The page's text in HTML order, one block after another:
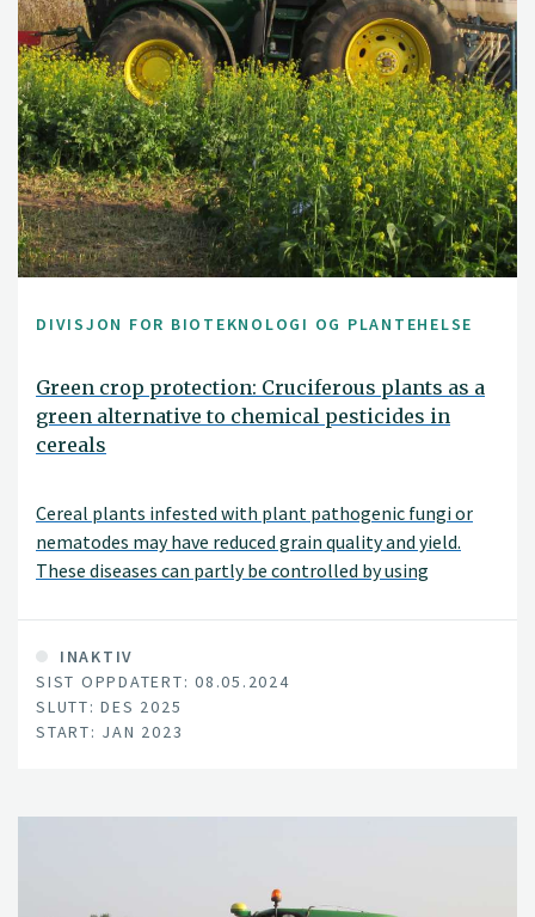
DIVISJON FOR BIOTEKNOLOGI OG PLANTEHELSE
Green crop protection: Cruciferous plants as a
green alternative to chemical pesticides in
cereals
Cereal plants infested with plant pathogenic fungi or
nematodes may have reduced grain quality and yield.
These diseases can partly be controlled by using
identify "green" methods to mitigate plant pathogenic
fungi and nematodes in cereals, as an alternative to
chemical pesticides.
INAKTIV
SIST OPPDATERT: 08.05.2024
SLUTT: DES 2025
START: JAN 2023